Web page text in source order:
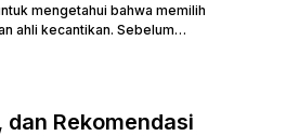
mengetahui bahwa memilih
ahli kecantikan. Sebelum
Rekomendasi